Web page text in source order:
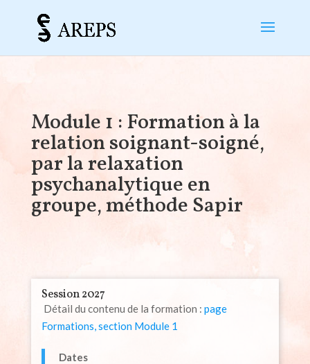
Module 1 : Formation à la
relation soignant-soigné,
par la relaxation
psychanalytique en
groupe, méthode Sapir
Session 2027
Détail du contenu de la formation : page
Formations, section Module 1
Dates